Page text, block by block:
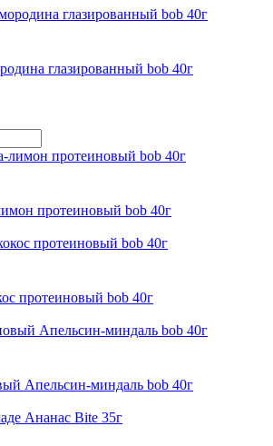
глазированный bob 40г
протеиновый bob 40г
протеиновый bob 40г
Апельсин-миндаль bob 40г